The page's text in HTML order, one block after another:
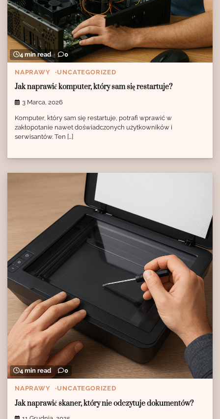
4 min read 0
NAPRAWY UNCATEGORIZED
Jak naprawić komputer, który sam się restartuje?
3 Marca, 2026
Komputer, który sam się restartuje, potrafi wprawić w
zakłopotanie nawet doświadczonych użytkowników i
serwisantów. Ten […]
4 min read 0
NAPRAWY UNCATEGORIZED
Jak naprawić skaner, który nie odczytuje dokumentów?